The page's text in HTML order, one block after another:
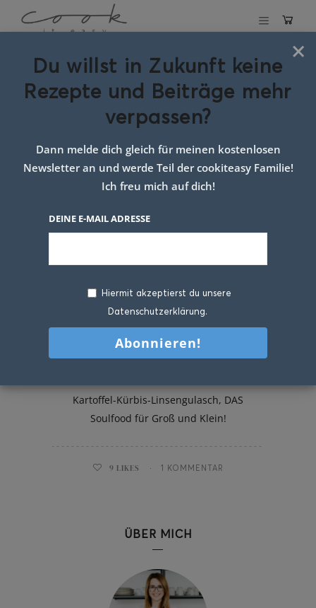
Schlagwort:
rezept mit roten
linsen
Kartoffel-Kürbis-Linsengulasch, DAS
Soulfood für Groß und Klein!
9 LIKES 1 KOMMENTAR
ÜBER MICH
×
Du willst in Zukunft keine
Rezepte und Beiträge mehr
verpassen?
Dann melde dich gleich für meinen kostenlosen
Newsletter an und werde Teil der cookiteasy Familie!
Ich freu mich auf dich!
DEINE E-MAIL ADRESSE
Hiermit akzeptierst du unsere
Datenschutzerklärung.